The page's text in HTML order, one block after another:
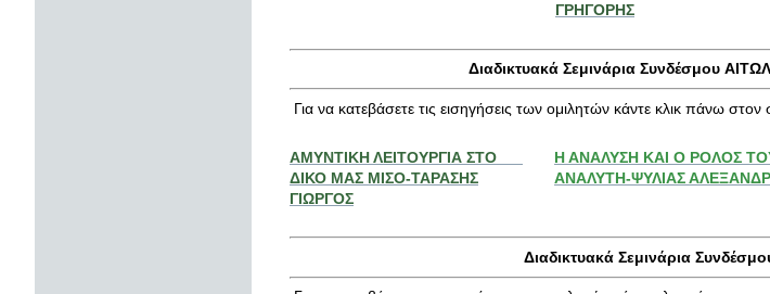
ΓΡΗΓΟΡΗΣ
Διαδικτυακά Σεμινάρια Συνδέσμου
Για να κατεβάσετε τις εισηγήσεις των ομιλητών κάντε κλικ πάνω
ΑΜΥΝΤΙΚΗ ΛΕΙΤΟΥΡΓΙΑ ΣΤΟ
ΔΙΚΟ ΜΑΣ ΜΙΣΟ-ΤΑΡΑΣΗΣ
ΓΙΩΡΓΟΣ
Η ΑΝΑΛΥΣΗ ΚΑΙ Ο ΡΟΛΟΣ
ΑΝΑΛΥΤΗ-ΨΥΛΙΑΣ
Διαδικτυακά Σεμινάρια